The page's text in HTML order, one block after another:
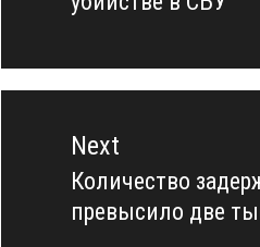
post:
Next
Next
post:
Количество
превысило две